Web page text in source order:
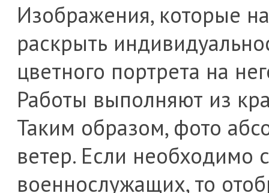
Изображения, которые
раскрыть
цветного портрета на
Работы выполняют из
Таким образом, фото
ветер. Если необходимо
военнослужащих, то